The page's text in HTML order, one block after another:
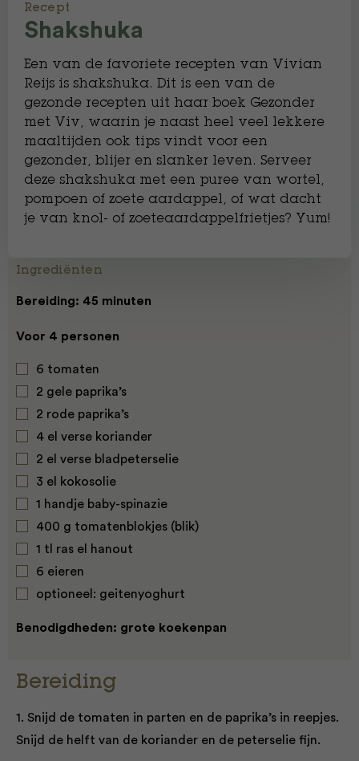
Recept
Shakshuka
Een van de favoriete recepten van Vivian
Reijs is shakshuka. Dit is een van de
gezonde recepten uit haar boek Gezonder
met Viv, waarin je naast heel veel lekkere
maaltijden ook tips vindt voor een
gezonder, blijer en slanker leven. Serveer
deze shakshuka met een puree van wortel,
pompoen of zoete aardappel, of wat dacht
je van knol- of zoeteaardappelfrietjes? Yum!
Ingrediënten
Bereiding: 45 minuten
Voor 4 personen
6 tomaten
2 gele paprika’s
2 rode paprika’s
4 el verse koriander
2 el verse bladpeterselie
3 el kokosolie
1 handje baby-spinazie
400 g tomatenblokjes (blik)
1 tl ras el hanout
6 eieren
optioneel: geitenyoghurt
Benodigdheden: grote koekenpan
Bereiding
1. Snijd de tomaten in parten en de paprika’s in reepjes.
Snijd de helft van de koriander en de peterselie fijn.